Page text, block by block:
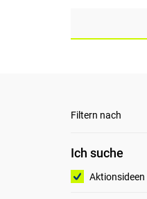
Filtern nach
Ich suche
Aktionsideen